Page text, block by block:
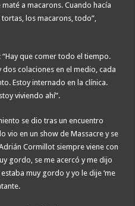
a macarons. Cuando hacía
los macarons, todo”,
que comer todo el tiempo.
colaciones en el medio, cada
Estoy internado en la clínica.
viviendo ahí”.
se dio tras un encuentro
vio en un show de Massacre y se
Cormillot siempre viene con
gordo, se me acercó y me dijo
muy gordo y yo le dije ‘me